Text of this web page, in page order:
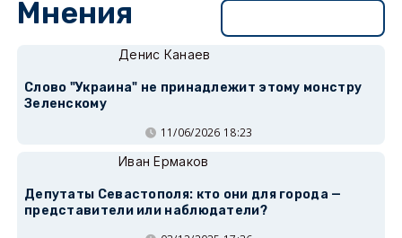
Мнения
Денис Канаев
Слово "Украина" не принадлежит этому монстру
Зеленскому
11/06/2026 18:23
Иван Ермаков
Депутаты Севастополя: кто они для города —
представители или наблюдатели?